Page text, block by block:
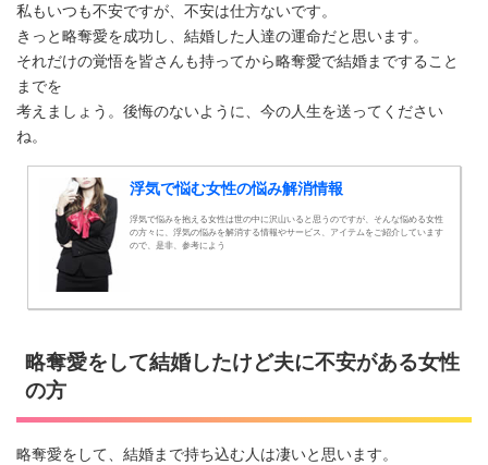
私もいつも不安ですが、不安は仕方ないです。
きっと略奪愛を成功し、結婚した人達の運命だと思います。
それだけの覚悟を皆さんも持ってから略奪愛で結婚まですること
までを
考えましょう。後悔のないように、今の人生を送ってください
ね。
浮気で悩む女性の悩み解消情報
浮気で悩みを抱える女性は世の中に沢山いると思うのですが、そんな悩める女性
の方々に、浮気の悩みを解消する情報やサービス、アイテムをご紹介しています
ので、是非、参考によう
略奪愛をして結婚したけど夫に不安がある女性
の方
略奪愛をして、結婚まで持ち込む人は凄いと思います。